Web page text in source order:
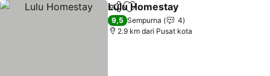
BagikanTambahkan ke favorit
Lulu Homestay
9,5 Sempurna
4
2.9 km dari Pusat kota